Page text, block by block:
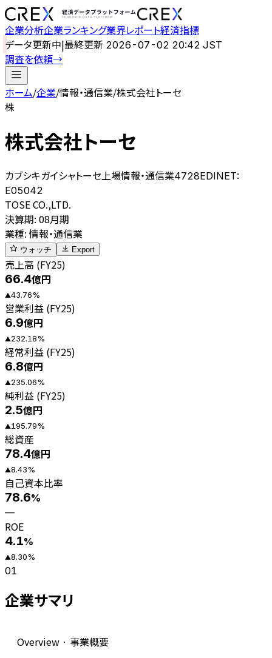
企業分析企業ランキング業界レポート経済指標
データ更新中|最終更新 2026-07-02 20:42 JST
調査を依頼→
ホーム/企業/情報・通信業/株式会社トーセ
株
株式会社トーセ
カブシキガイシャトーセ 上場情報・通信業4728EDINET:
E05042
TOSE CO.,LTD.
決算期: 08月期
業種: 情報・通信業
ウォッチ Export
売上高 (FY25)
66.4億円
▲43.76%
営業利益 (FY25)
6.9億円
▲232.18%
経常利益 (FY25)
6.8億円
▲235.06%
純利益 (FY25)
2.5億円
▲195.79%
総資産
78.4億円
▲8.43%
自己資本比率
78.6%
—
ROE
4.1%
▲8.30%
01
企業サマリ
Overview · 事業概要